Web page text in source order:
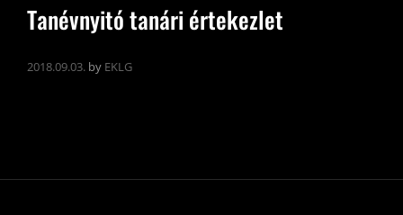
Tanévnyitó tanári értekezlet
2018.09.03. by EKLG